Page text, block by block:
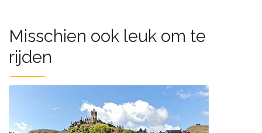
Misschien ook leuk om te
rijden